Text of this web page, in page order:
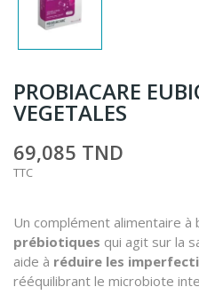
PROBIACARE
VEGETALES
69,085 TND
TTC
Un complément alimentaire à
prébiotiques qui agit sur la
aide à réduire les
rééquilibrant le microbiote